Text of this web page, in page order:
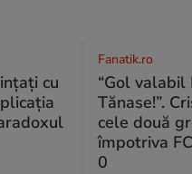
cu
Fanatik.ro
“Gol
Tănase!”.
cele două
împotriva
0